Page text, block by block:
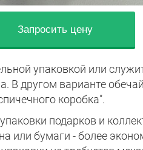
Запросить цену
упаковкой или
В другом варианте
коробка".
подарков и
или бумаги - более